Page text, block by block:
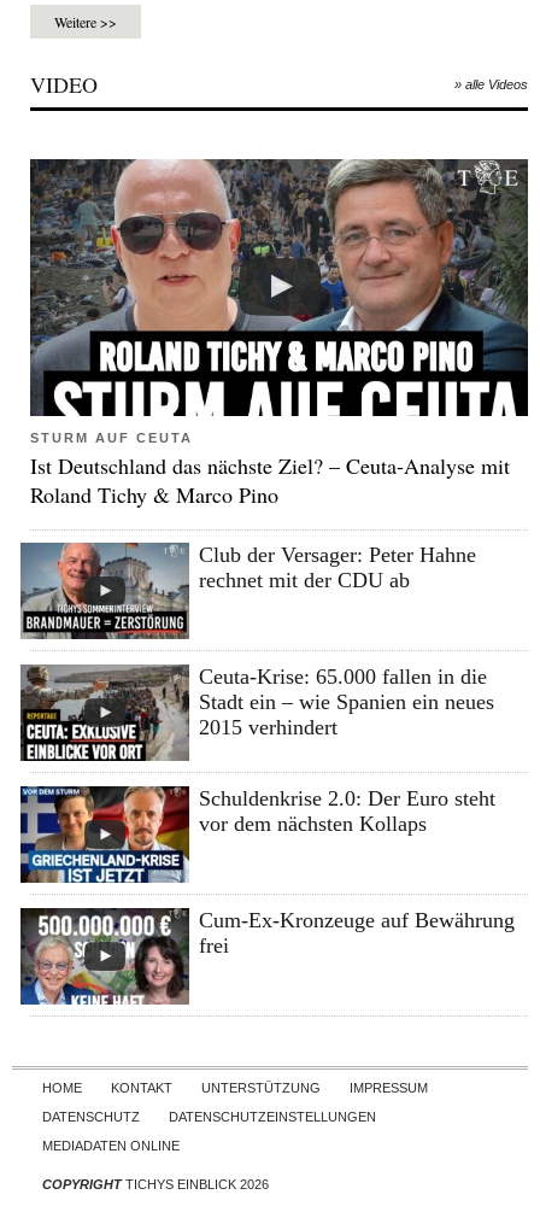
Weitere >>
VIDEO » alle Videos
STURM AUF CEUTA
Ist Deutschland das nächste Ziel? – Ceuta-Analyse mit
Roland Tichy & Marco Pino
Club der Versager: Peter Hahne
rechnet mit der CDU ab
Ceuta-Krise: 65.000 fallen in die
Stadt ein – wie Spanien ein neues
2015 verhindert
Schuldenkrise 2.0: Der Euro steht
vor dem nächsten Kollaps
Cum-Ex-Kronzeuge auf Bewährung
frei
Skip to content
HOME KONTAKT UNTERSTÜTZUNG
IMPRESSUM
DATENSCHUTZ
DATENSCHUTZEINSTELLUNGEN
MEDIADATEN ONLINE
COPYRIGHTTICHYS EINBLICK 2026